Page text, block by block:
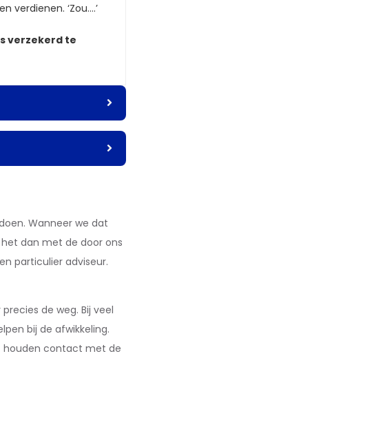
verdienen. ‘Zou….’
verzekerd te
Wanneer we dat
dan met de door ons
particulier adviseur.
de weg. Bij veel
bij de afwikkeling.
houden contact met de